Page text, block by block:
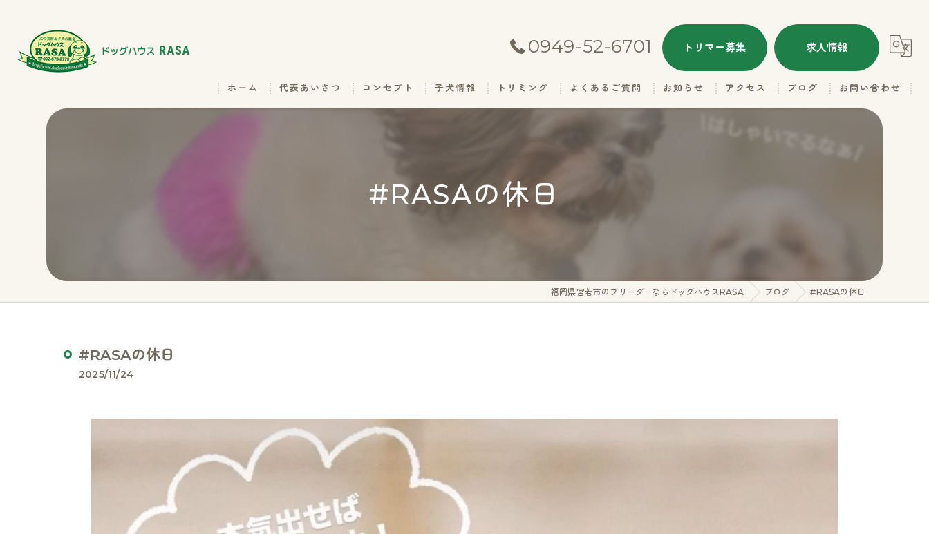
0949-52-6701 トリマー募集 求人情報
ホーム 代表あいさつ コンセプト 子犬情報 トリミング よくあるご質問 お知らせ
ギャラリー（お母さん）
アクセス ブログ お問い合わせ
#RASAの休日
福岡県宮若市のブリーダーならドッグハウスRASA ブログ #RASAの休日
#RASAの休日
2025/11/24